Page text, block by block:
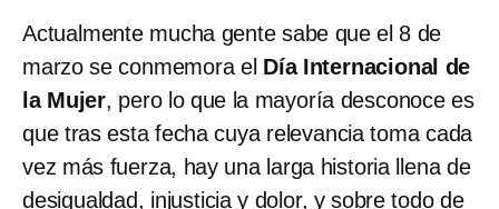
Actualmente mucha gente sabe que el 8 de
marzo se conmemora el Día Internacional de
la Mujer, pero lo que la mayoría desconoce es
que tras esta fecha cuya relevancia toma cada
vez más fuerza, hay una larga historia llena de
desigualdad, injusticia y dolor, y sobre todo de